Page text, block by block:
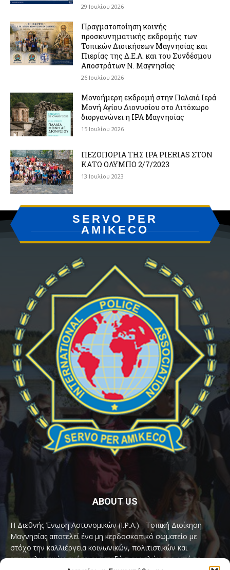
29 Ιουλίου 2026
Πραγματοποίηση κοινής
προσκυνηματικής εκδρομής των
Τοπικών Διοικήσεων Μαγνησίας και
Πιερίας της Δ.Ε.Α. και του Συνδέσμου
Αποστράτων Ν. Μαγνησίας
26 Ιουλίου 2026
Μονοήμερη εκδρομή στην Παλαιά Ιερά
Μονή Αγίου Διονυσίου στο Λιτόχωρο
διοργανώνει η IPA Μαγνησίας
15 Ιουλίου 2026
ΠΕΖΟΠΟΡΙΑ ΤΗΣ IPA PIERIAS ΣΤΟΝ
ΚΑΤΩ ΟΛΥΜΠΟ 2/7/2023
13 Ιουλίου 2023
SERVO PER
AMIKECO
ABOUT US
Η Διεθνής Ένωση Αστυνομικών (I.P.A.) - Τοπική Διοίκηση
Μαγνησίας αποτελεί ένα μη κερδοσκοπικό σωματείο με
στόχο την καλλιέργεια κοινωνικών, πολιτιστικών και
επαγγελματικών σχέσεων μεταξύ των μελών της, υπό το